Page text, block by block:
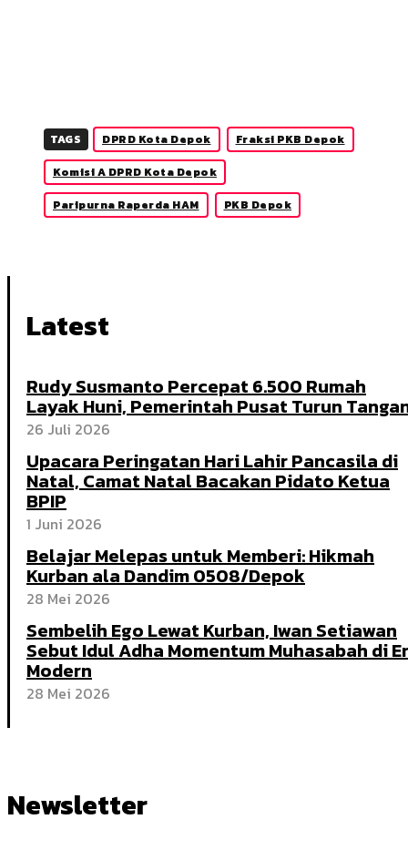
TAGS DPRD Kota Depok
Fraksi PKB Depok
Komisi A DPRD Kota Depok
Paripurna Raperda HAM
PKB Depok
Latest
Rudy Susmanto Percepat 6.500 Rumah
Layak Huni, Pemerintah Pusat Turun
26 Juli 2026
Upacara Peringatan Hari Lahir Pancasila di
Natal, Camat Natal Bacakan Pidato Ketua
BPIP
1 Juni 2026
Belajar Melepas untuk Memberi: Hikmah
Kurban ala Dandim 0508/Depok
28 Mei 2026
Sembelih Ego Lewat Kurban, Iwan Setiawan
Sebut Idul Adha Momentum Muhasabah di
Modern
28 Mei 2026
Newsletter